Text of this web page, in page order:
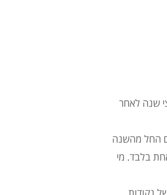
ל-2 נקודות זיכוי למשך חצי שנה לאחר
שסיים תואר ראשון עד שנת 2013, זכאי לנקודת זיכוי אחת למשך 3 שנים החל מהשנה
למשך שנה אחת בלבד. מי